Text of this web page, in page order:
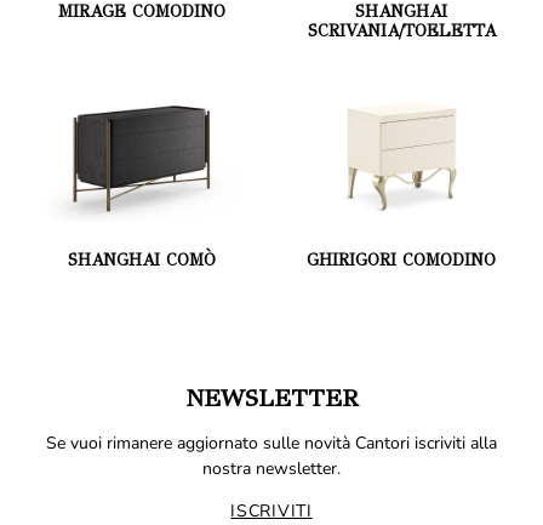
MIRAGE COMODINO
SHANGHAI
SCRIVANIA/TOELETTA
SHANGHAI COMÒ GHIRIGORI COMODINO
NEWSLETTER
Se vuoi rimanere aggiornato sulle novità Cantori iscriviti alla
nostra newsletter.
ISCRIVITI